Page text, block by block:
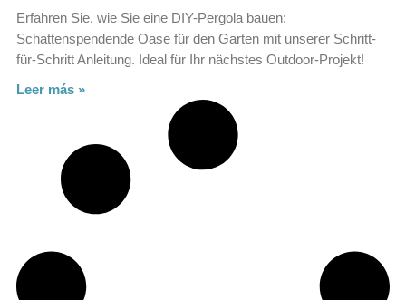
Erfahren Sie, wie Sie eine DIY-Pergola bauen:
Schattenspendende Oase für den Garten mit unserer Schritt-
für-Schritt Anleitung. Ideal für Ihr nächstes Outdoor-Projekt!
Leer más »